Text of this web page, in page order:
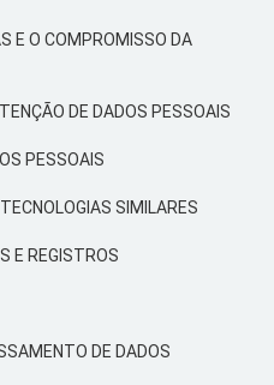
E O COMPROMISSO DA
DE DADOS PESSOAIS
PESSOAIS
SIMILARES
E REGISTROS
DE DADOS